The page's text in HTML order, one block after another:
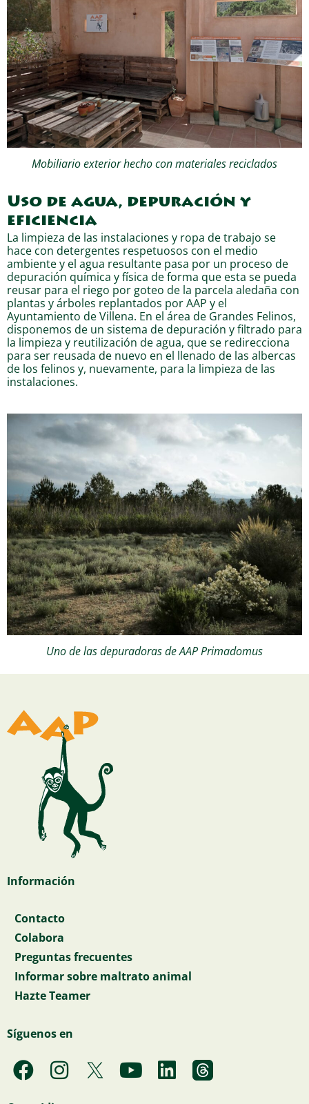
Mobiliario exterior hecho con materiales reciclados
Uso de agua, depuración y
eficiencia
La limpieza de las instalaciones y ropa de trabajo se
hace con detergentes respetuosos con el medio
ambiente y el agua resultante pasa por un proceso de
depuración química y física de forma que esta se pueda
reusar para el riego por goteo de la parcela aledaña con
plantas y árboles replantados por AAP y el
Ayuntamiento de Villena. En el área de Grandes Felinos,
disponemos de un sistema de depuración y filtrado para
la limpieza y reutilización de agua, que se redirecciona
para ser reusada de nuevo en el llenado de las albercas
de los felinos y, nuevamente, para la limpieza de las
instalaciones.
Uno de las depuradoras de AAP Primadomus
Información
Contacto
Colabora
Preguntas frecuentes
Informar sobre maltrato animal
Hazte Teamer
Síguenos en
F
a
I
n
Y
o
L
i